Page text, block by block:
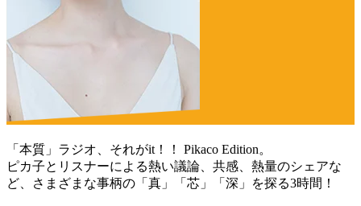
「本質」ラジオ、それがit！！ Pikaco Edition。
ピカ子とリスナーによる熱い議論、共感、熱量のシェアな
ど、さまざまな事柄の「真」「芯」「深」を探る3時間！